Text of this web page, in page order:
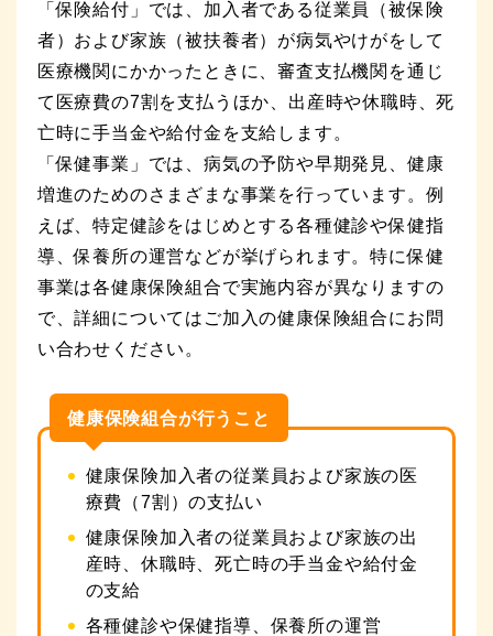
「保険給付」では、加入者である従業員（被保険
者）および家族（被扶養者）が病気やけがをして
医療機関にかかったときに、審査支払機関を通じ
て医療費の7割を支払うほか、出産時や休職時、死
亡時に手当金や給付金を支給します。
「保健事業」では、病気の予防や早期発見、健康
増進のためのさまざまな事業を行っています。例
えば、特定健診をはじめとする各種健診や保健指
導、保養所の運営などが挙げられます。特に保健
事業は各健康保険組合で実施内容が異なりますの
で、詳細についてはご加入の健康保険組合にお問
い合わせください。
健康保険組合が行うこと
健康保険加入者の従業員および家族の医
療費（7割）の支払い
健康保険加入者の従業員および家族の出
産時、休職時、死亡時の手当金や給付金
の支給
各種健診や保健指導、保養所の運営
キッセイ薬品のウェブサイトをご覧いただきあり
がとうございます。これより先は外部サイトにな
ります。
（別ウィンドウが開きます）
サイトを表示